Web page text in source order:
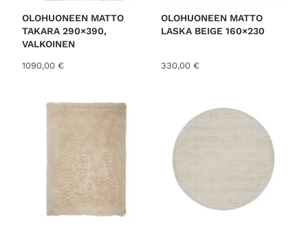
t
e
OLOHUONEEN MATTO
TAKARA 290×390,
VALKOINEN
1090,00 €
OLOHUONEEN MATTO
LASKA BEIGE 160×230
330,00 €